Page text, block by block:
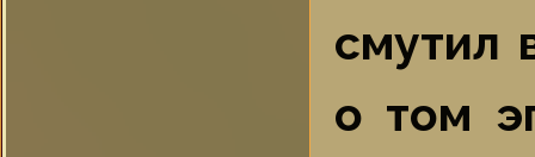
смутил
о том